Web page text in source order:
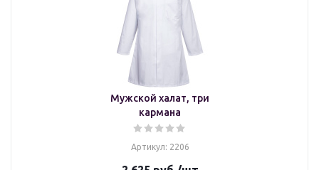
Мужской халат, три
кармана
Артикул: 2206